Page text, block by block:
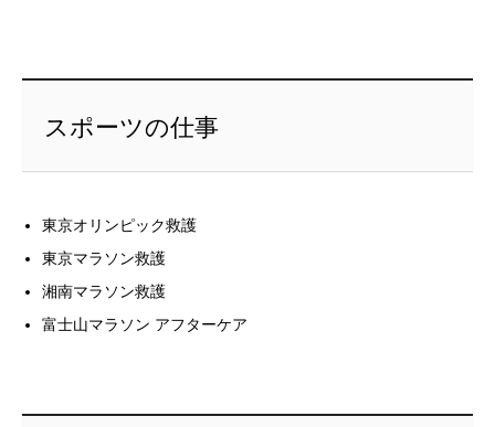
スポーツの仕事
東京オリンピック救護
東京マラソン救護
湘南マラソン救護
富士山マラソン アフターケア